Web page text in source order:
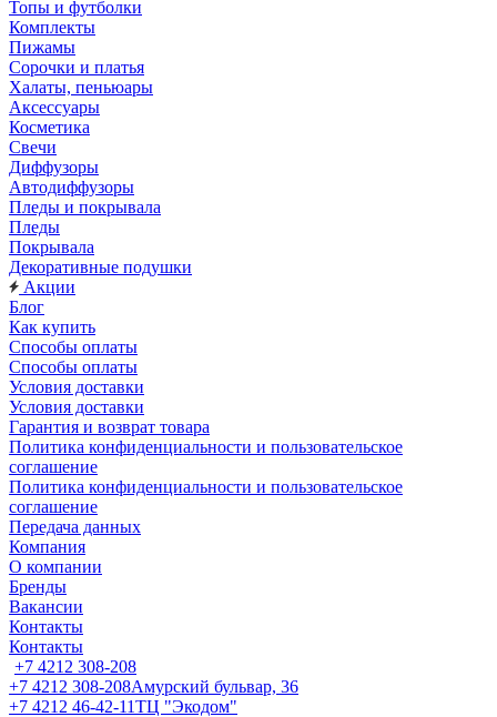
Топы и футболки
Комплекты
Пижамы
Сорочки и платья
Халаты, пеньюары
Аксессуары
Косметика
Свечи
Диффузоры
Автодиффузоры
Пледы и покрывала
Пледы
Покрывала
Декоративные подушки
Акции
Блог
Как купить
Способы оплаты
Способы оплаты
Условия доставки
Условия доставки
Гарантия и возврат товара
Политика конфиденциальности и пользовательское
соглашение
Политика конфиденциальности и пользовательское
соглашение
Передача данных
Компания
О компании
Бренды
Вакансии
Контакты
Контакты
+7 4212 308-208
+7 4212 308-208Амурский бульвар, 36
+7 4212 46-42-11ТЦ "Экодом"